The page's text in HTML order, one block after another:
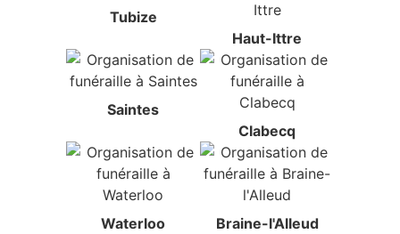
Tubize
Haut-Ittre
Saintes
Clabecq
Waterloo Braine-l'Alleud